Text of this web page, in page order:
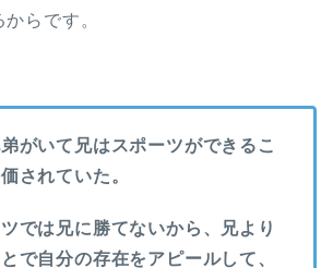
らです。
がいて兄はスポーツができるこ
されていた。
では兄に勝てないから、兄より
で自分の存在をアピールして、